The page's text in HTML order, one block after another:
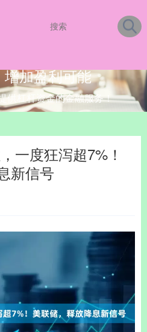
加盈利可能
供杠杆资金的金融服务！
一度狂泻超7%！
新信号